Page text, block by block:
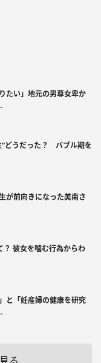
たい」地元の男尊女卑か
”どうだった？ バブル期を
が前向きになった美南さ
？ 彼女を噛む行為からわ
と「妊産婦の健康を研究